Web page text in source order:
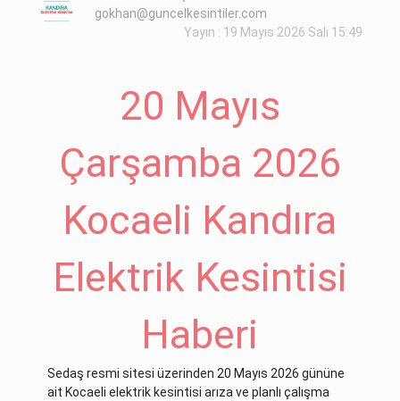
gokhan@guncelkesintiler.com
Yayın : 19 Mayıs 2026 Salı 15:49
20 Mayıs
Çarşamba 2026
Kocaeli Kandıra
Elektrik Kesintisi
Haberi
Sedaş resmi sitesi üzerinden 20 Mayıs 2026 gününe
ait Kocaeli elektrik kesintisi arıza ve planlı çalışma